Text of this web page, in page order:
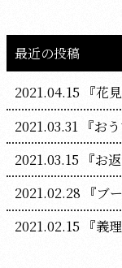
最近の投稿
2021.04.15 『花
2021.03.31 『お
2021.03.15 『お
2021.02.28 『ブ
2021.02.15『義理